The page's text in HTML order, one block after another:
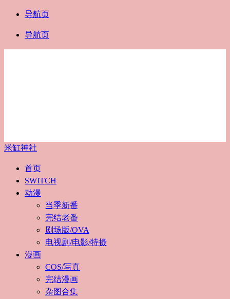
导航页
导航页
米缸神社
首页
SWITCH
动漫
当季新番
完结老番
剧场版/OVA
电视剧/电影/特摄
漫画
COS/写真
完结漫画
杂图合集